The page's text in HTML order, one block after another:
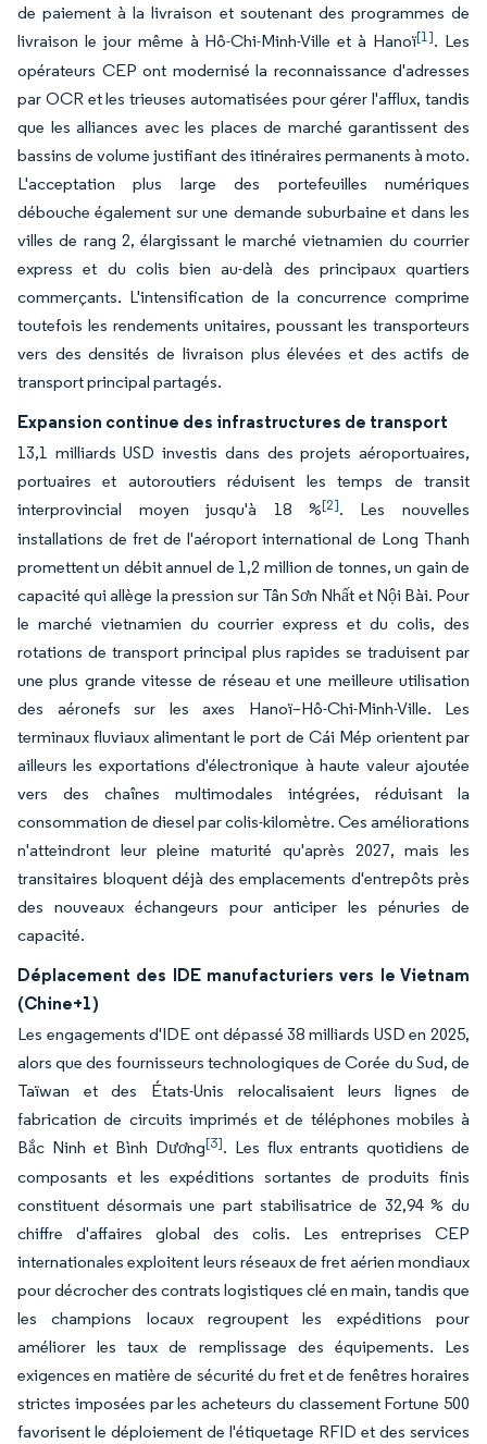
de paiement à la livraison et soutenant des programmes de
livraison le jour même à Hô-Chi-Minh-Ville et à Hanoï[1]. Les
opérateurs CEP ont modernisé la reconnaissance d'adresses
par OCR et les trieuses automatisées pour gérer l'afflux, tandis
que les alliances avec les places de marché garantissent des
bassins de volume justifiant des itinéraires permanents à moto.
L'acceptation plus large des portefeuilles numériques
débouche également sur une demande suburbaine et dans les
villes de rang 2, élargissant le marché vietnamien du courrier
express et du colis bien au-delà des principaux quartiers
commerçants. L'intensification de la concurrence comprime
toutefois les rendements unitaires, poussant les transporteurs
vers des densités de livraison plus élevées et des actifs de
transport principal partagés.
Expansion continue des infrastructures de transport
13,1 milliards USD investis dans des projets aéroportuaires,
portuaires et autoroutiers réduisent les temps de transit
interprovincial moyen jusqu'à 18 %[2]. Les nouvelles
installations de fret de l'aéroport international de Long Thanh
promettent un débit annuel de 1,2 million de tonnes, un gain de
capacité qui allège la pression sur Tân Sơn Nhất et Nội Bài. Pour
le marché vietnamien du courrier express et du colis, des
rotations de transport principal plus rapides se traduisent par
une plus grande vitesse de réseau et une meilleure utilisation
des aéronefs sur les axes Hanoï–Hô-Chi-Minh-Ville. Les
terminaux fluviaux alimentant le port de Cái Mép orientent par
ailleurs les exportations d'électronique à haute valeur ajoutée
vers des chaînes multimodales intégrées, réduisant la
consommation de diesel par colis-kilomètre. Ces améliorations
n'atteindront leur pleine maturité qu'après 2027, mais les
transitaires bloquent déjà des emplacements d'entrepôts près
des nouveaux échangeurs pour anticiper les pénuries de
capacité.
Déplacement des IDE manufacturiers vers le Vietnam
(Chine+1)
Les engagements d'IDE ont dépassé 38 milliards USD en 2025,
alors que des fournisseurs technologiques de Corée du Sud, de
Taïwan et des États-Unis relocalisaient leurs lignes de
fabrication de circuits imprimés et de téléphones mobiles à
Bắc Ninh et Bình Dương[3]. Les flux entrants quotidiens de
composants et les expéditions sortantes de produits finis
constituent désormais une part stabilisatrice de 32,94 % du
chiffre d'affaires global des colis. Les entreprises CEP
internationales exploitent leurs réseaux de fret aérien mondiaux
pour décrocher des contrats logistiques clé en main, tandis que
les champions locaux regroupent les expéditions pour
améliorer les taux de remplissage des équipements. Les
exigences en matière de sécurité du fret et de fenêtres horaires
strictes imposées par les acheteurs du classement Fortune 500
favorisent le déploiement de l'étiquetage RFID et des services